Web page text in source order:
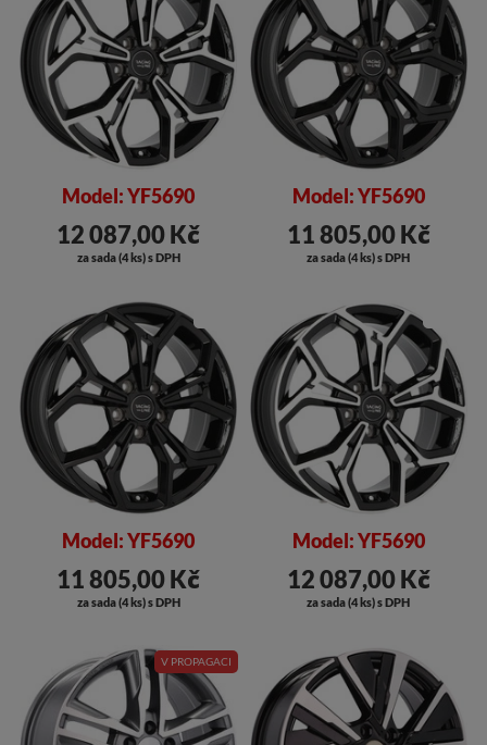
Model: YF5690
12 087,00 Kč
za sada (4 ks) s DPH
Model: YF5690
11 805,00 Kč
za sada (4 ks) s DPH
Model: YF5690
11 805,00 Kč
za sada (4 ks) s DPH
Model: YF5690
12 087,00 Kč
za sada (4 ks) s DPH
V PROPAGACI